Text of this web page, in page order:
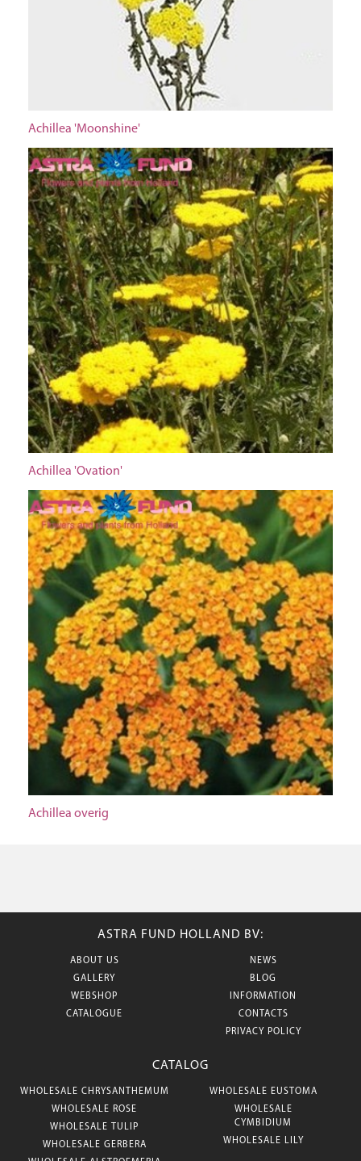
Achillea 'Moonshine'
Achillea 'Ovation'
Achillea overig
ASTRA FUND HOLLAND BV:
ABOUT US
GALLERY
WEBSHOP
CATALOGUE
NEWS
BLOG
INFORMATION
CONTACTS
PRIVACY POLICY
CATALOG
WHOLESALE CHRYSANTHEMUM
WHOLESALE ROSE
WHOLESALE TULIP
WHOLESALE GERBERA
WHOLESALE EUSTOMA
WHOLESALE
CYMBIDIUM
WHOLESALE LILY